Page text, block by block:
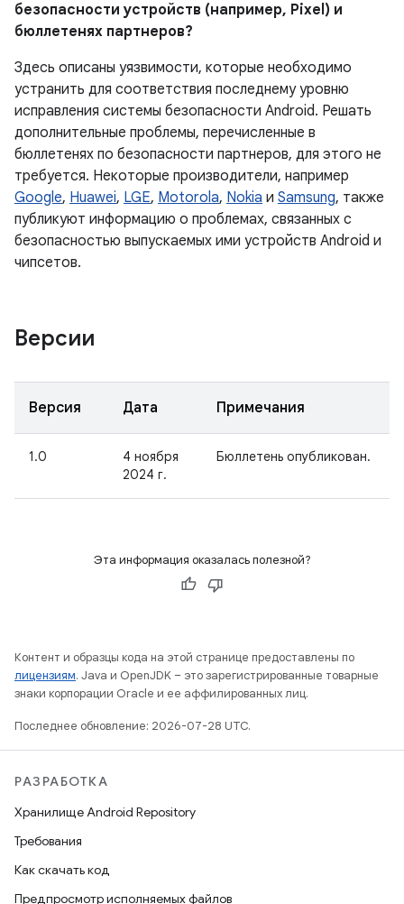
безопасности устройств (например, Pixel) и
бюллетенях партнеров?
Здесь описаны уязвимости, которые необходимо
устранить для соответствия последнему уровню
исправления системы безопасности Android. Решать
дополнительные проблемы, перечисленные в
бюллетенях по безопасности партнеров, для этого не
требуется. Некоторые производители, например
Google, Huawei, LGE, Motorola, Nokia и Samsung, также
публикуют информацию о проблемах, связанных с
безопасностью выпускаемых ими устройств Android и
чипсетов.
Версии
Версия Дата Примечания
1.0
4 ноября
2024 г.
Бюллетень опубликован.
Эта информация оказалась полезной?
Контент и образцы кода на этой странице предоставлены по
лицензиям. Java и OpenJDK – это зарегистрированные товарные
знаки корпорации Oracle и ее аффилированных лиц.
Последнее обновление: 2026-07-28 UTC.
РАЗРАБОТКА
Хранилище Android Repository
Требования
Как скачать код
Предпросмотр исполняемых файлов